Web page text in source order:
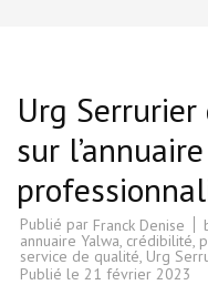
Urg Serrurier
sur
Publié par Franck Denise
annuaire Yalwa, crédibilité,
service de qualité, Urg
Publié le 21 février 2023